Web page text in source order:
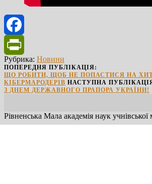
Facebook
PrintFriendly
Рубрика: Новини
ПОПЕРЕДНЯ ПУБЛІКАЦІЯ:
ЩО РОБИТИ, ЩОБ НЕ ПОПАСТИСЯ НА
КІБЕРМАРОДЕРІВ НАСТУПНА
З ДНЕМ ДЕРЖАВНОГО ПРАПОРА УКРАЇНИ!
Рівненська Мала академія наук учнівської